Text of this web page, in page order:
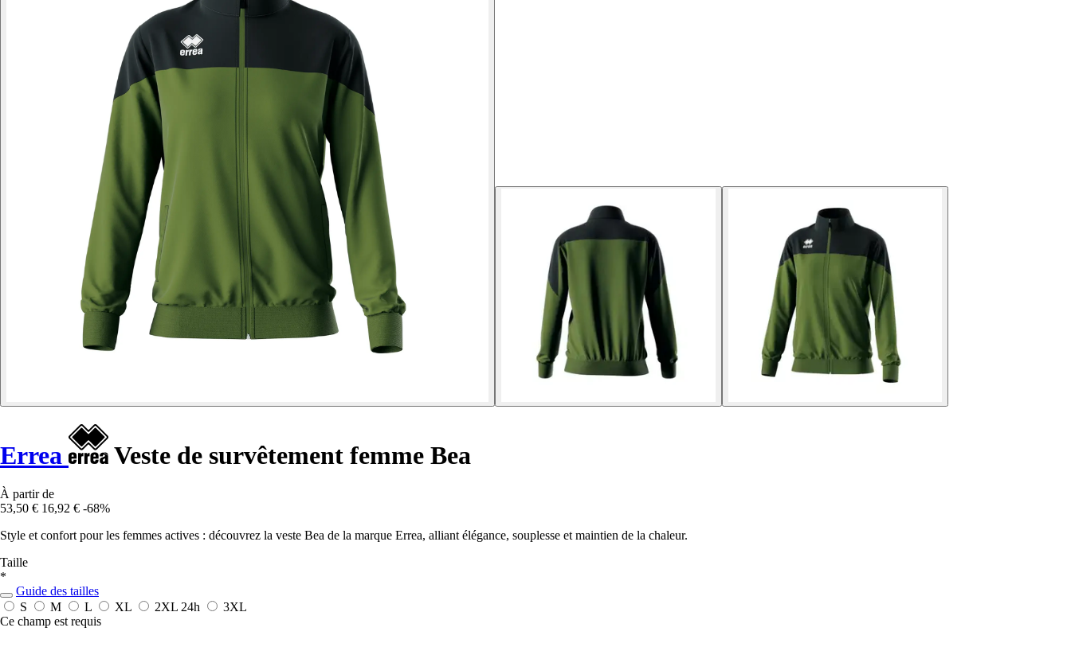
Errea Veste de survêtement femme Bea
À partir de
53,50 € 16,92 € -68%
Style et confort pour les femmes actives : découvrez la veste Bea de la marque Errea, alliant élégance, souplesse et maintien de la chaleur.
Taille
*
Guide des tailles
S
M L XL 2XL 24h
3XL
Ce champ est requis